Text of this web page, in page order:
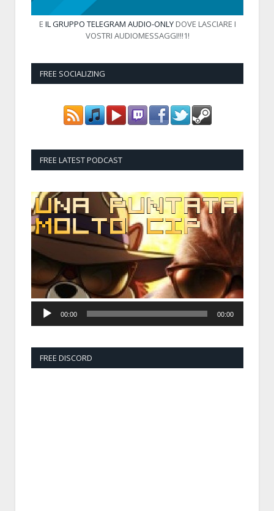
E IL GRUPPO TELEGRAM AUDIO-ONLYDOVE LASCIARE I
VOSTRI AUDIOMESSAGGI!!!1!
FREE SOCIALIZING
FREE LATEST PODCAST
Audio
Player
00:00 00:00
FREE DISCORD